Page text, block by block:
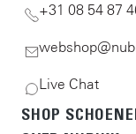
+31 08 54 87
Live Chat
SHOP